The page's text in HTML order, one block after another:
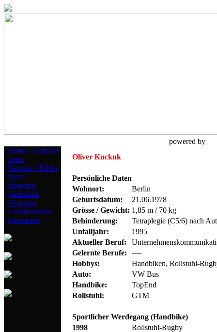
powered by
Home / Aktuelles
Team
Berichte / Bilder
Sport
Beratung
Videothek
Aktionen
Eventkalender
Sponsoren
Oliver Kuckuk
Persönliche Daten
Wohnort:
Berlin
Geburtsdatum:
21.06.1978
Grösse / Gewicht: 1,85 m / 70 kg
Behinderung:
Tetraplegie (C5/6) nach
Unfalljahr:
1995
Aktueller Beruf:
Gelernte Berufe:
----
Hobbys:
Handbiken, Rollstuhl-
Auto:
VW Bus
Handbike:
TopEnd
Rollstuhl:
GTM
Sportlicher Werdegang (Handbike)
1998
Rollstuhl-Rugby